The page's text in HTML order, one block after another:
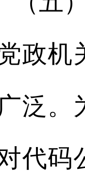
政机
泛。
代码